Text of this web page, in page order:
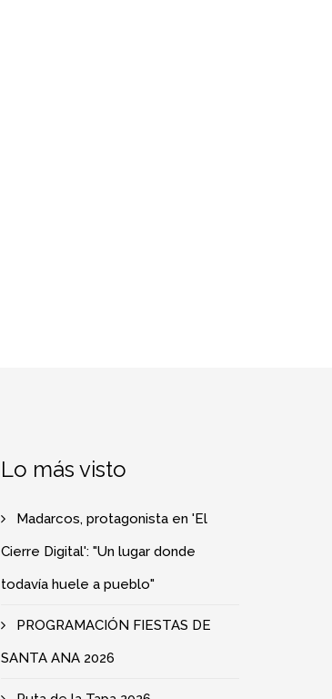
Lo más visto
Madarcos, protagonista en 'El
Cierre Digital': "Un lugar donde
todavía huele a pueblo"
PROGRAMACIÓN FIESTAS DE
SANTA ANA 2026